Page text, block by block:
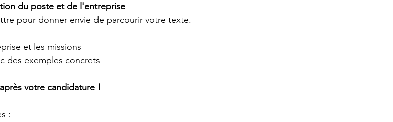
du poste et de l'entreprise
pour donner envie de parcourir votre texte.
et les missions
des exemples concrets
votre candidature !
: